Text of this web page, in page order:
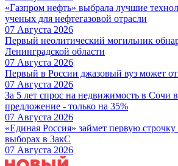
«Газпром нефть» выбрала лучшие
ученых для нефтегазовой отрасли
07 Августа 2026
Первый неолитический могильник
Ленинградской области
07 Августа 2026
Первый в России джазовый вуз может
07 Августа 2026
За 5 лет спрос на недвижимость в Сочи
предложение - только на 35%
07 Августа 2026
«Единая Россия» займет первую
выборах в ЗакС
07 Августа 2026